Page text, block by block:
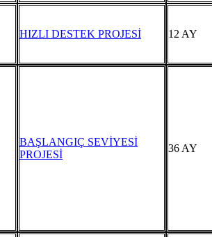
HIZLI DESTEK PROJESİ 12 AY
BAŞLANGIÇ SEVİYESİ
PROJESİ
36 AY